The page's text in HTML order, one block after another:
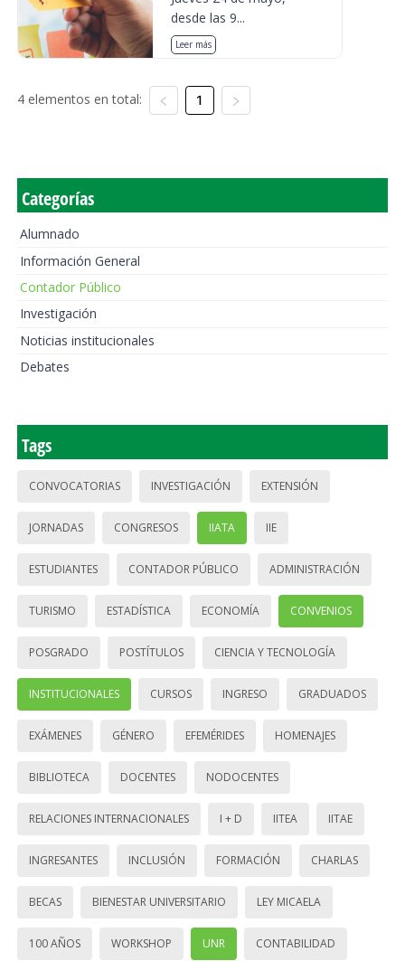
desde las 9...
Leer más
4 elementos en total: 1
Categorías
Alumnado
Información General
Contador Público
Investigación
Noticias institucionales
Debates
Tags
CONVOCATORIAS INVESTIGACIÓN EXTENSIÓN
JORNADAS CONGRESOS IIATA IIE
ESTUDIANTES CONTADOR PÚBLICO ADMINISTRACIÓN
TURISMO ESTADÍSTICA ECONOMÍA CONVENIOS
POSGRADO POSTÍTULOS CIENCIA Y TECNOLOGÍA
INSTITUCIONALES CURSOS INGRESO GRADUADOS
EXÁMENES GÉNERO EFEMÉRIDES HOMENAJES
BIBLIOTECA DOCENTES NODOCENTES
RELACIONES INTERNACIONALES I + D IITEA IITAE
INGRESANTES INCLUSIÓN FORMACIÓN CHARLAS
BECAS BIENESTAR UNIVERSITARIO LEY MICAELA
100 AÑOS WORKSHOP UNR CONTABILIDAD